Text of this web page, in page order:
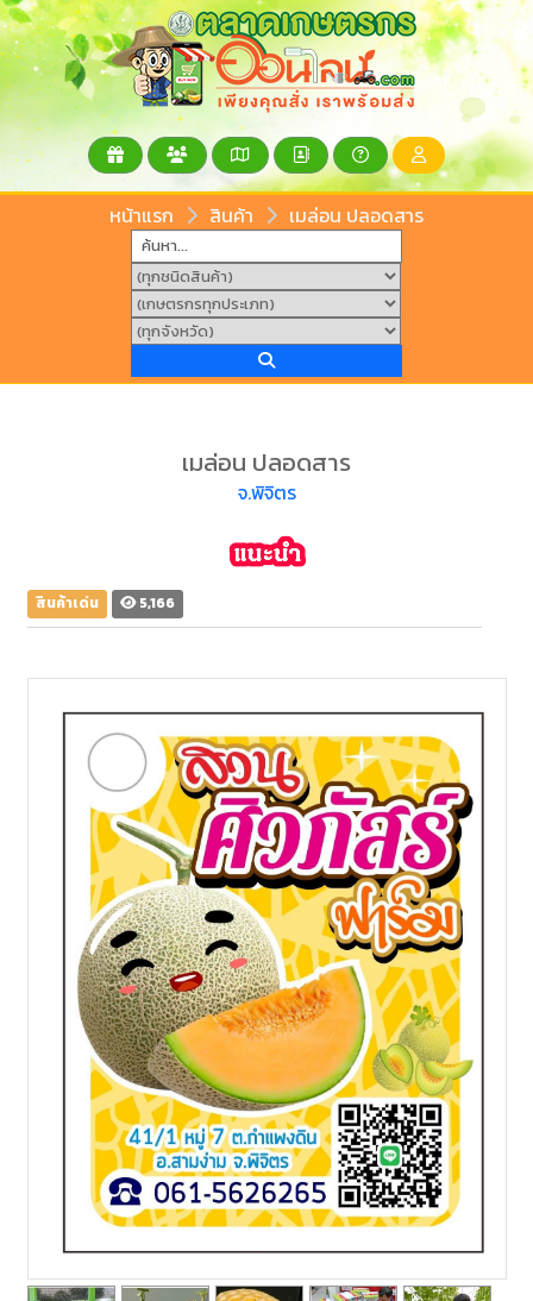
หน้าแรก สินค้า เมล่อน ปลอดสาร
เมล่อน ปลอดสาร
จ.พิจิตร
สินค้าเด่น 5,166